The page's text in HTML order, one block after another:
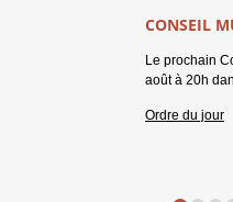
CONSEIL
Le prochain
août à 20h
Ordre du jour